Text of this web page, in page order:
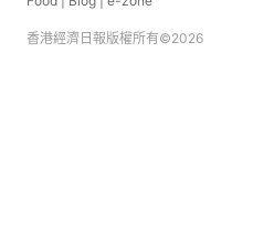
香港經濟日報版權所有©2026